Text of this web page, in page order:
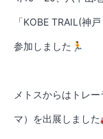
「KOBE TRAIL(神
参加しました🏃
メトスからはトレ
マ）を出展しまし